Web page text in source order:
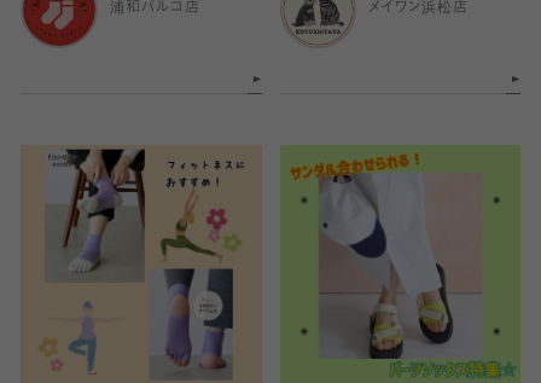
浦和パルコ店
メイワン浜松店